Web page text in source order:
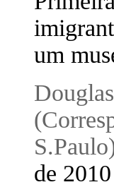
um
de